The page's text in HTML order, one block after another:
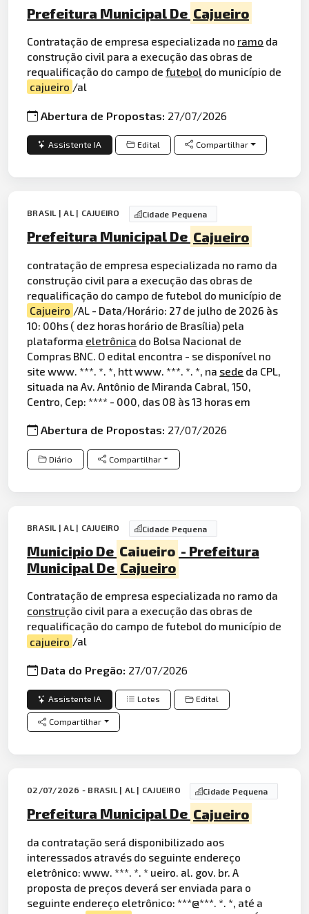
Prefeitura Municipal De Cajueiro
Contratação de empresa especializada no ramo da
construção civil para a execução das obras de
requalificação do campo defutebol do município de
cajueiro /al
Abertura de Propostas: 27/07/2026
Assistente IA Edital Compartilhar
BRASIL | AL | CAJUEIRO Cidade Pequena
Prefeitura Municipal De Cajueiro
contratação de empresa especializada no ramo da
construção civil para a execução das obras de
requalificação do campo de futebol do município de
Cajueiro /AL - Data/Horário: 27 de julho de 2026 às
10: 00hs ( dez horas horário de Brasília) pela
plataforma eletrônica do Bolsa Nacional de
Compras BNC. O edital encontra - se disponível no
site www. ***. *. *, htt www. ***. *. *, na sede da CPL,
situada na Av. Antônio de Miranda Cabral, 150,
Centro, Cep: **** - 000, das 08 às 13 horas em
Abertura de Propostas: 27/07/2026
Diário Compartilhar
BRASIL | AL | CAJUEIRO Cidade Pequena
Municipio De Cajueiro - Prefeitura
Municipal De Cajueiro
Contratação de empresa especializada no ramo da
construção civil para a execução das obras de
requalificação do campo de futebol do município de
cajueiro /al
Data do Pregão: 27/07/2026
Assistente IA Lotes Edital
Compartilhar
02/07/2026 - BRASIL | AL | CAJUEIRO Cidade Pequena
Prefeitura Municipal De Cajueiro
da contratação será disponibilizado aos
interessados através do seguinte endereço
eletrônico: www. ***. *. * ueiro. al. gov. br. A
proposta de preços deverá ser enviada para o
seguinte endereço eletrônico: ***@***. *. *, até a